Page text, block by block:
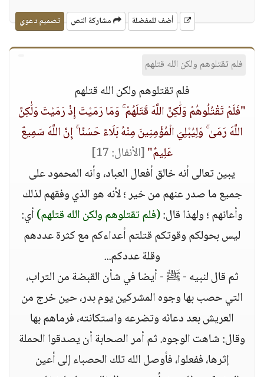
أضف للمفضلة مشاركة النص تصميم دعوي
فلم تقتلوهم ولكن الله قتلهم
فلم تقتلوهم ولكن الله قتلهم
"فَلَمْ تَقْتُلُوهُمْ وَلَٰكِنَّ اللَّهَ قَتَلَهُمْ ۚ وَمَا رَمَيْتَ إِذْ رَمَيْتَ وَلَٰكِنَّ
اللَّهَ رَمَىٰ ۚ وَلِيُبْلِيَ الْمُؤْمِنِينَ مِنْهُ بَلَاءً حَسَنًا ۚ إِنَّ اللَّهَ سَمِيعٌ
عَلِيمٌ"[الأنفال: 17]
يبين تعالى أنه خالق أفعال العباد، وأنه المحمود على
جميع ما صدر عنهم من خير ؛ لأنه هو الذي وفقهم لذلك
وأعانهم ؛ ولهذا قال:(فلم تقتلوهم ولكن الله قتلهم)أي:
ليس بحولكم وقوتكم قتلتم أعداءكم مع كثرة عددهم
وقلة عددكم...
ثم قال لنبيه - ﷺ - أيضا في شأن القبضة من التراب،
التي حصب بها وجوه المشركين يوم بدر، حين خرج من
العريش بعد دعائه وتضرعه واستكانته، فرماهم بها
وقال: شاهت الوجوه. ثم أمر الصحابة أن يصدقوا الحملة
إثرها، ففعلوا، فأوصل الله تلك الحصباء إلى أعين